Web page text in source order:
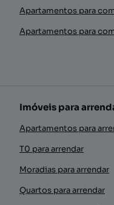
Apartamentos para
Apartamentos para
Imóveis para
Apartamentos para
T0 para arrendar
Moradias para arrendar
Quartos para arrendar